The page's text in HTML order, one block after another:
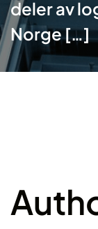
deler av
Norge […]